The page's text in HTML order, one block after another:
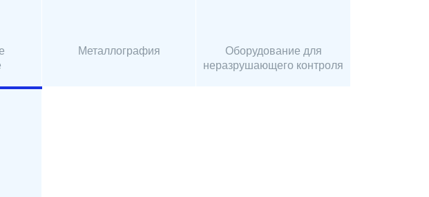
Металлография
Оборудование для
неразрушающего контроля